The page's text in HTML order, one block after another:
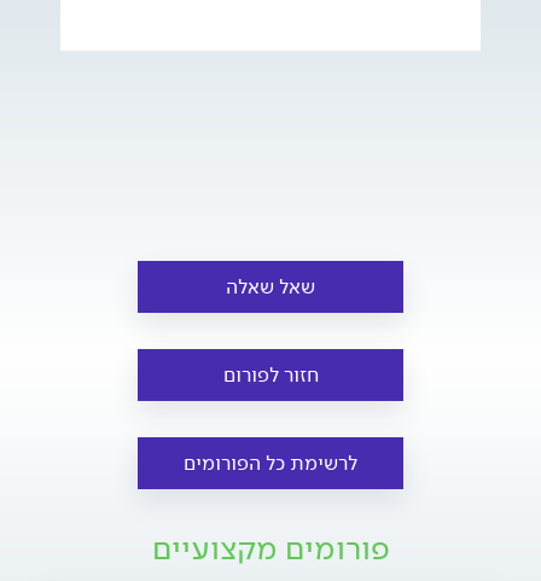
שאל שאלה
חזור לפורום
לרשימת כל הפורומים
פורומים מקצועיים